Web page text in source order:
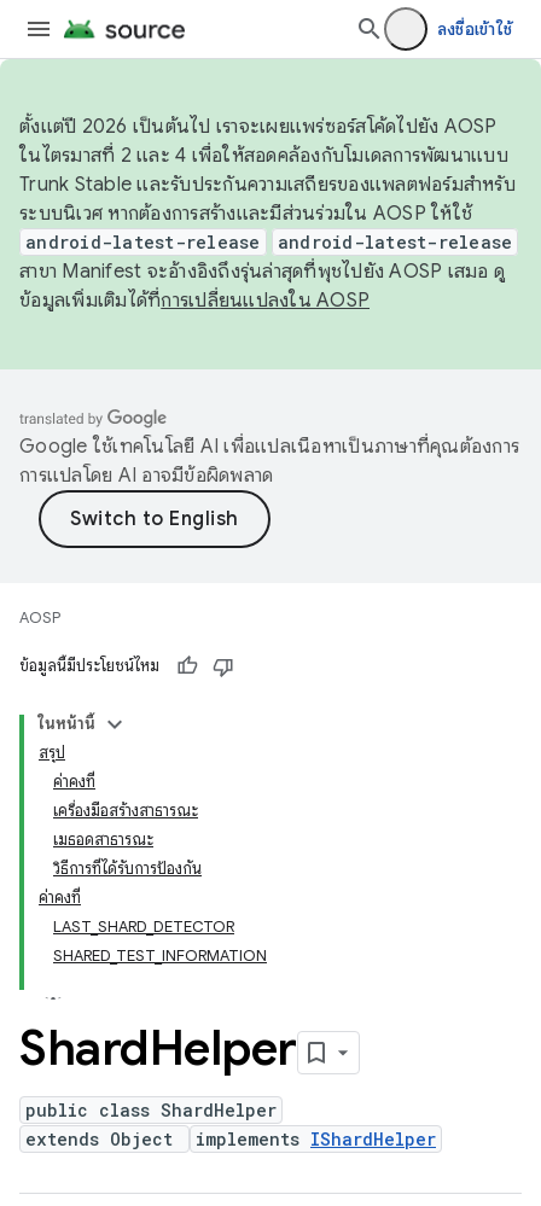
ลงชื่อเข้าใช้
ตั้งแต่ปี 2026 เป็นต้นไป เราจะเผยแพร่ซอร์สโค้ดไปยัง AOSP
ในไตรมาสที่ 2 และ 4 เพื่อให้สอดคล้องกับโมเดลการพัฒนาแบบ
Trunk Stable และรับประกันความเสถียรของแพลตฟอร์มสำหรับ
ระบบนิเวศ หากต้องการสร้างและมีส่วนร่วมใน AOSP ให้ใช้
android-latest-release android-latest-release
สาขา Manifest จะอ้างอิงถึงรุ่นล่าสุดที่พุชไปยัง AOSP เสมอ ดู
ข้อมูลเพิ่มเติมได้ที่การเปลี่ยนแปลงใน AOSP
Google ใช้เทคโนโลยี AI เพื่อแปลเนื้อหาเป็นภาษาที่คุณต้องการ
การแปลโดย AI อาจมีข้อผิดพลาด
AOSP
ข้อมูลนี้มีประโยชน์ไหม
ในหน้านี้
สรุป
ค่าคงที่
เครื่องมือสร้างสาธารณะ
เมธอดสาธารณะ
วิธีการที่ได้รับการป้องกัน
ค่าคงที่
LAST_SHARD_DETECTOR
SHARED_TEST_INFORMATION
ShardHelper
public class ShardHelper
extends Object
implements IShardHelper